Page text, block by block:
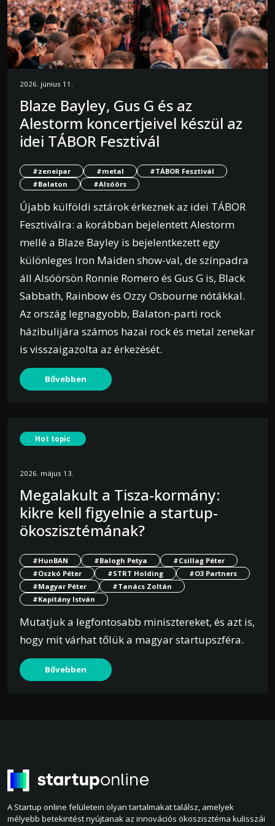
2026. június 11.
Blaze Bayley, Gus G és az
Alestorm koncertjeivel készül az
idei TÁBOR Fesztivál
#zeneipar #metal
#TÁBOR Fesztivál
#Balaton
#Alsóörs
Újabb külföldi sztárok érkeznek az idei TÁBOR
Fesztiválra: a korábban bejelentett Alestorm
mellé a Blaze Bayley is bejelentkezett egy
különleges Iron Maiden show-val, de színpadra
áll Alsóörsön Ronnie Romero és Gus G is, Black
Sabbath, Rainbow és Ozzy Osbourne nótákkal.
Az ország legnagyobb, Balaton-parti rock
házibulijára számos hazai rock és metal zenekar
is visszaigazolta az érkezését.
Bővebben
Hot topic
2026. május 13.
Megalakult a Tisza-kormány:
kikre kell figyelnie a startup-
ökoszisztémának?
#HunBAN #Balogh Petya
#Csillag Péter
#Oszkó Péter
#STRT Holding
#O3 Partners
#Magyar Péter
#Tanács Zoltán
#Kapitány István
Mutatjuk a legfontosabb minisztereket, és azt is,
hogy mit várhat tőlük a magyar startupszféra.
Bővebben
A Startup online felületein olyan tartalmakat találsz, amelyek
mélyebb betekintést nyújtanak az innovációs ökoszisztéma kulisszái